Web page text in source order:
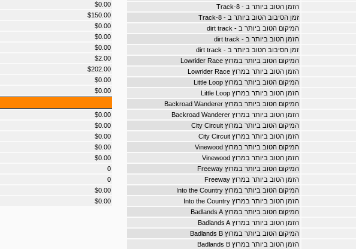
$0.00
$150.00
$0.00
$0.00
$0.00
$2.00
$202.00
$0.00
$0.00
$0.00
$0.00
$0.00
$0.00
$0.00
0
0
$0.00
$0.00
הזמן הטוב ביותר ב - 8-Track
זמן הסיבוב הטוב ביותר ב - 8-Track
המיקום הטוב ביותר ב - dirt track
הזמן הטוב ביותר ב - dirt track
זמן הסיבוב הטוב ביותר ב - dirt track
המיקום הטוב ביותר במרוץ Lowrider Race
הזמן הטוב ביותר במרוץ Lowrider Race
המיקום הטוב ביותר במרוץ Little Loop
הזמן הטוב ביותר במרוץ Little Loop
המיקום הטוב ביותר במרוץ Backroad Wanderer
הזמן הטוב ביותר במרוץ Backroad Wanderer
המיקום הטוב ביותר במרוץ City Circuit
הזמן הטוב ביותר במרוץ City Circuit
המיקום הטוב ביותר במרוץ Vinewood
הזמן הטוב ביותר במרוץ Vinewood
המיקום הטוב ביותר במרוץ Freeway
הזמן הטוב ביותר במרוץ Freeway
המיקום הטוב ביותר במרוץ Into the Country
הזמן הטוב ביותר במרוץ Into the Country
המיקום הטוב ביותר במרוץ Badlands A
הזמן הטוב ביותר במרוץ Badlands A
המיקום הטוב ביותר במרוץ Badlands B
הזמן הטוב ביותר במרוץ Badlands B